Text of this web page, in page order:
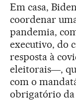
Em casa,
coordenar
pandemia,
executivo, do
resposta à
eleitorais―,
com o
obrigatório da